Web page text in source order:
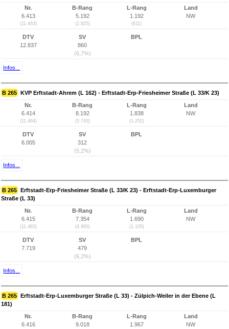
Nr.
6.413
(11.463)
B-Rang
5.192
(2.825)
L-Rang
1.192
(611)
Land
NW
DTV
12.837
SV
860
(6,7%)
BPL
Infos...
B 265 KVP Erftstadt-Ahrem (L 162) - Erftstadt-Erp-Friesheimer Straße (L 33/K 23)
Nr.
6.414
(11.464)
B-Rang
8.192
(5.793)
L-Rang
1.838
(1.252)
Land
NW
DTV
6.005
SV
312
(5,2%)
BPL
Infos...
B 265 Erftstadt-Erp-Friesheimer Straße (L 33/K 23) - Erftstadt-Erp-Luxemburger
Straße (L 33)
Nr.
6.415
(11.465)
B-Rang
7.354
(4.965)
L-Rang
1.690
(1.105)
Land
NW
DTV
7.719
SV
479
(6,2%)
BPL
Infos...
B 265 Erftstadt-Erp-Luxemburger Straße (L 33) - Zülpich-Weiler in der Ebene (L
181)
Nr.
6.416
B-Rang
9.018
L-Rang
1.967
Land
NW